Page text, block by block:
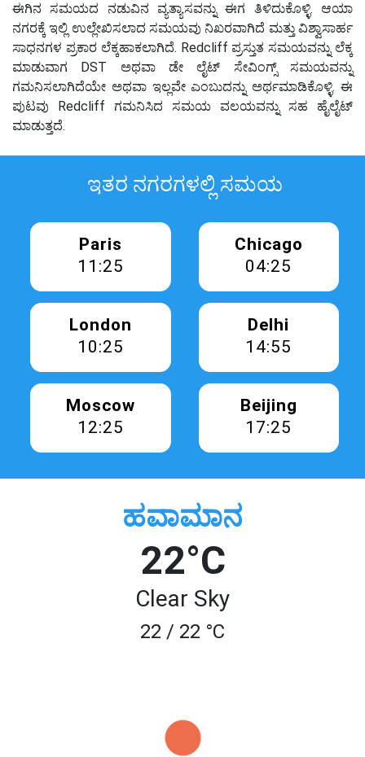
ಈಗಿನ ಸಮಯದ ನಡುವಿನ ವ್ಯತ್ಯಾಸವನ್ನು ಈಗ ತಿಳಿದುಕೊಳ್ಳಿ. ಆಯಾ
ನಗರಕ್ಕೆ ಇಲ್ಲಿ ಉಲ್ಲೇಖಿಸಲಾದ ಸಮಯವು ನಿಖರವಾಗಿದೆ ಮತ್ತು ವಿಶ್ವಾಸಾರ್ಹ
ಸಾಧನಗಳ ಪ್ರಕಾರ ಲೆಕ್ಕಹಾಕಲಾಗಿದೆ. Redcliff ಪ್ರಸ್ತುತ ಸಮಯವನ್ನು ಲೆಕ್ಕ
ಮಾಡುವಾಗ DST ಅಥವಾ ಡೇ ಲೈಟ್ ಸೇವಿಂಗ್ಸ್ ಸಮಯವನ್ನು
ಗಮನಿಸಲಾಗಿದೆಯೇ ಅಥವಾ ಇಲ್ಲವೇ ಎಂಬುದನ್ನು ಅರ್ಥಮಾಡಿಕೊಳ್ಳಿ. ಈ
ಪುಟವು Redcliff ಗಮನಿಸಿದ ಸಮಯ ವಲಯವನ್ನು ಸಹ ಹೈಲೈಟ್
ಮಾಡುತ್ತದೆ.
ಇತರ ನಗರಗಳಲ್ಲಿ ಸಮಯ
Paris
11:25
Chicago
04:25
London
10:25
Delhi
14:55
Moscow
12:25
Beijing
17:25
ಹವಾಮಾನ
22°C
Clear Sky
22 / 22 °C